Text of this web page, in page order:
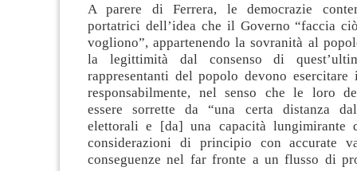
A parere di Ferrera, le democrazie
portatrici dell’idea che il Governo “faccia
vogliono”, appartenendo la sovranità al
la legittimità dal consenso di
rappresentanti del popolo devono
responsabilmente, nel senso che le loro
essere sorrette da “una certa distanza
elettorali e [da] una capacità lungimirante
considerazioni di principio con accurate
conseguenze nel far fronte a un flusso di